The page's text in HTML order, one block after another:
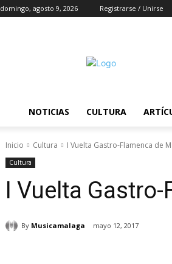
domingo, agosto 9, 2026 Registrarse / Unirse
NOTICIAS CULTURA
Inicio Cultura I Vuelta Gastro-Flamenca de
Cultura
I Vuelta
By Musicamalaga mayo 12, 2017